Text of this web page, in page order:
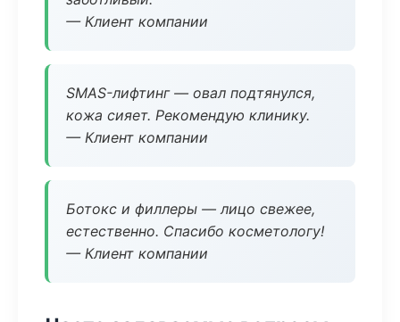
— Клиент компании
SMAS-лифтинг — овал подтянулся,
кожа сияет. Рекомендую клинику.
— Клиент компании
Ботокс и филлеры — лицо свежее,
естественно. Спасибо косметологу!
— Клиент компании